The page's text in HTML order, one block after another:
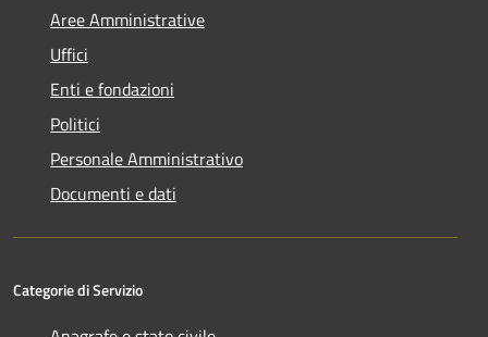
Aree Amministrative
Uffici
Enti e fondazioni
Politici
Personale Amministrativo
Documenti e dati
Categorie di Servizio